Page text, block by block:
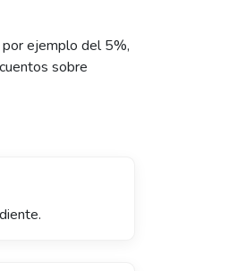
por ejemplo del 5%,
sobre